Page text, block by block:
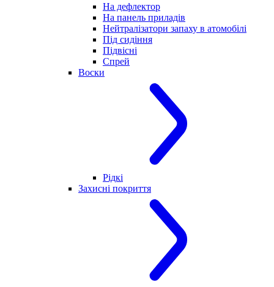
На дефлектор
На панель приладів
Нейтралізатори запаху в атомобілі
Під сидіння
Підвісні
Спрей
Воски
Рідкі
Захисні покриття